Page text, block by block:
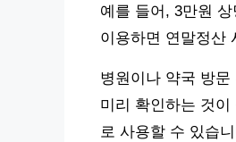
예를 들어, 3만원
이용하면 연말정산
병원이나 약국 방
미리 확인하는 것
로 사용할 수 있습